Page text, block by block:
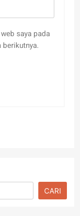
saya pada
berikutnya.
CARI